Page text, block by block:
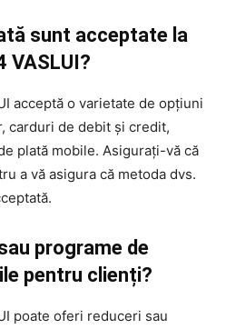
sunt acceptate la
VASLUI?
acceptă o varietate de opțiuni
carduri de debit și credit,
plată mobile. Asigurați-vă că
a vă asigura că metoda dvs.
programe de
pentru clienți?
poate oferi reduceri sau